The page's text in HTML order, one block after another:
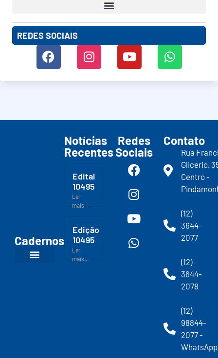
REDES SOCIAIS
Cadernos
Notícias
Recentes
Edital
10495
Ler
mais...
Edição
10495
Ler
mais...
Redes
Sociais
Contato
Rua
Glicerio,
Centro -
(12)
3644-
2077
(12)
3644-
2078
(12)
98844-
2077 -
WhatsApp